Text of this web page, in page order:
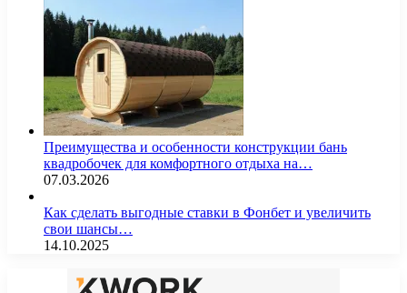
Преимущества и особенности конструкции бань
квадробочек для комфортного отдыха на…
07.03.2026
Как сделать выгодные ставки в Фонбет и увеличить
свои шансы…
14.10.2025